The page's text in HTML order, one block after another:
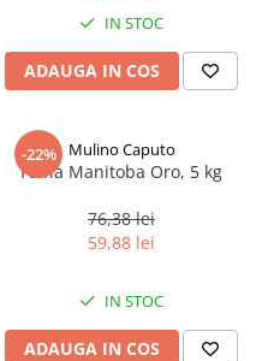
IN STOC
ADAUGA IN COS
-22% Mulino Caputo
Faina Manitoba Oro, 5 kg
76,38 lei
59,88 lei
IN STOC
ADAUGA IN COS